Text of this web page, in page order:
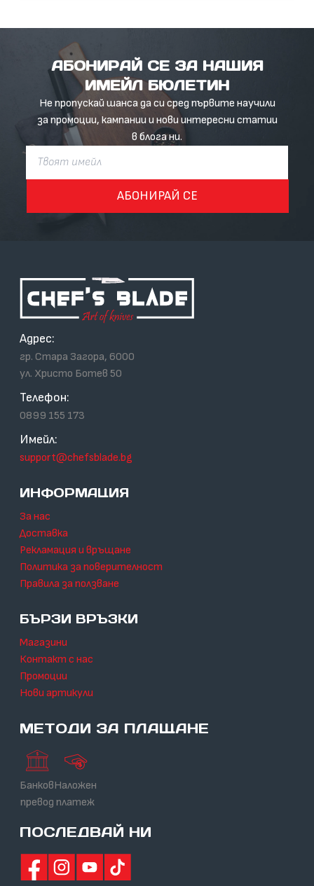
АБОНИРАЙ СЕ ЗА НАШИЯ
ИМЕЙЛ БЮЛЕТИН
Не пропускай шанса да си сред първите научили
за промоции, кампании и нови интересни статии
в блога ни.
АБОНИРАЙ СЕ
Адрес:
гр. Стара Загора, 6000
ул. Христо Ботев 50
Телефон:
0899 155 173
Имейл:
support@chefsblade.bg
ИНФОРМАЦИЯ
За нас
Доставка
Рекламация и връщане
Политика за поверителност
Правила за ползване
БЪРЗИ ВРЪЗКИ
Магазини
Контакт с нас
Промоции
Нови артикули
МЕТОДИ ЗА ПЛАЩАНЕ
Банков
превод
Наложен
платеж
ПОСЛЕДВАЙ НИ